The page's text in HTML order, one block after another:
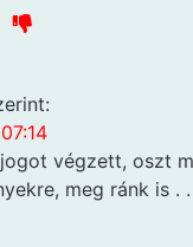
végzett, oszt
meg ránk is . .